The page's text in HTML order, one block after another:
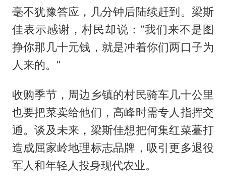
毫不犹豫答应，几分钟后陆续赶到。梁斯
佳表示感谢，村民却说：“我们来不是图
挣你那几十元钱，就是冲着你们两口子为
人来的。”
收购季节，周边乡镇的村民骑车几十公里
也要把菜卖给他们，高峰时需专人指挥交
通。谈及未来，梁斯佳想把何集红菜薹打
造成屈家岭地理标志品牌，吸引更多退役
军人和年轻人投身现代农业。